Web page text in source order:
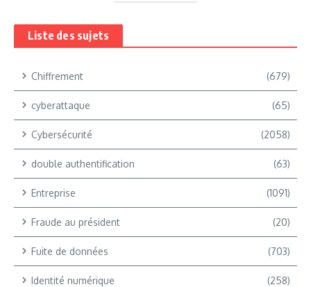
Liste des sujets
Chiffrement (679)
cyberattaque (65)
Cybersécurité (2058)
double authentification (63)
Entreprise (1091)
Fraude au président (20)
Fuite de données (703)
Identité numérique (258)